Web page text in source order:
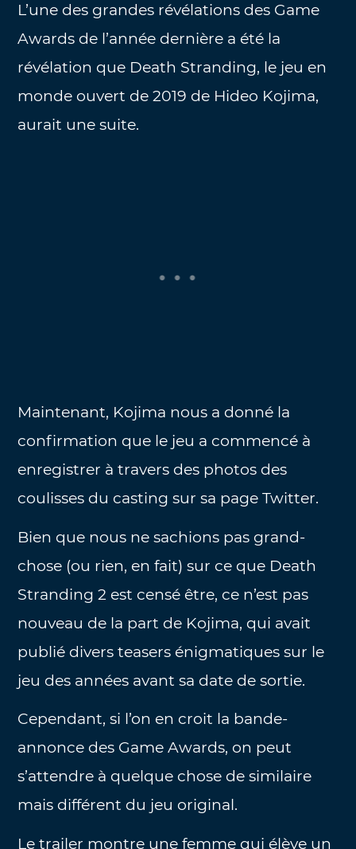
L’une des grandes révélations des Game
Awards de l’année dernière a été la
révélation que Death Stranding, le jeu en
monde ouvert de 2019 de Hideo Kojima,
aurait une suite.
Maintenant, Kojima nous a donné la
confirmation que le jeu a commencé à
enregistrer à travers des photos des
coulisses du casting sur sa page Twitter.
Bien que nous ne sachions pas grand-
chose (ou rien, en fait) sur ce que Death
Stranding 2 est censé être, ce n’est pas
nouveau de la part de Kojima, qui avait
publié divers teasers énigmatiques sur le
jeu des années avant sa date de sortie.
Cependant, si l’on en croit la bande-
annonce des Game Awards, on peut
s’attendre à quelque chose de similaire
mais différent du jeu original.
Le trailer montre une femme qui élève un